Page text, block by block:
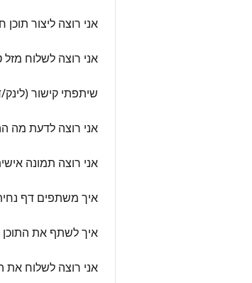
אני רוצה ליצור
אני רוצה לשלוח
שיתפתי קישור
אני רוצה לדעת מה
אני רוצה תמונה
איך משתפים דף
איך לשתף את
אני רוצה לשלוח את